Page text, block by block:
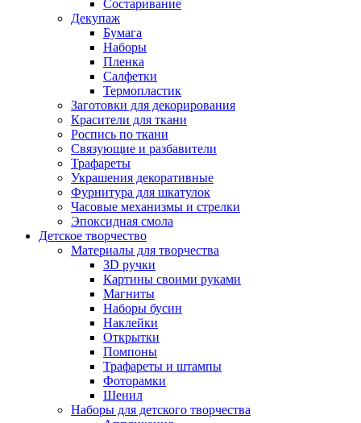
Состаривание
Декупаж
Бумага
Наборы
Пленка
Салфетки
Термопластик
Заготовки для декорирования
Красители для ткани
Роспись по ткани
Связующие и разбавители
Трафареты
Украшения декоративные
Фурнитура для шкатулок
Часовые механизмы и стрелки
Эпоксидная смола
Детское творчество
Материалы для творчества
3D ручки
Картины своими руками
Магниты
Наборы бусин
Наклейки
Открытки
Помпоны
Трафареты и штампы
Фоторамки
Шенил
Наборы для детского творчества